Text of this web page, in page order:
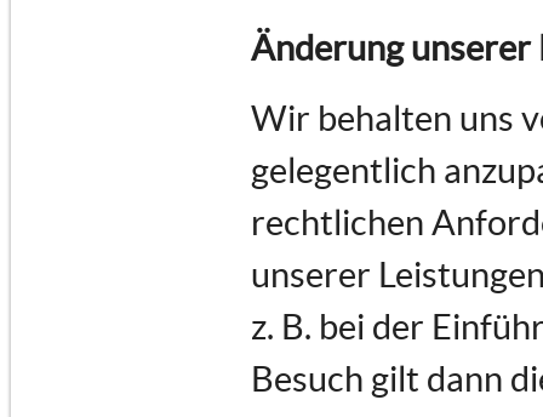
Änderung
Wir behalten uns
gelegentlich
rechtlichen
unserer
z. B. bei der
Besuch gilt dann